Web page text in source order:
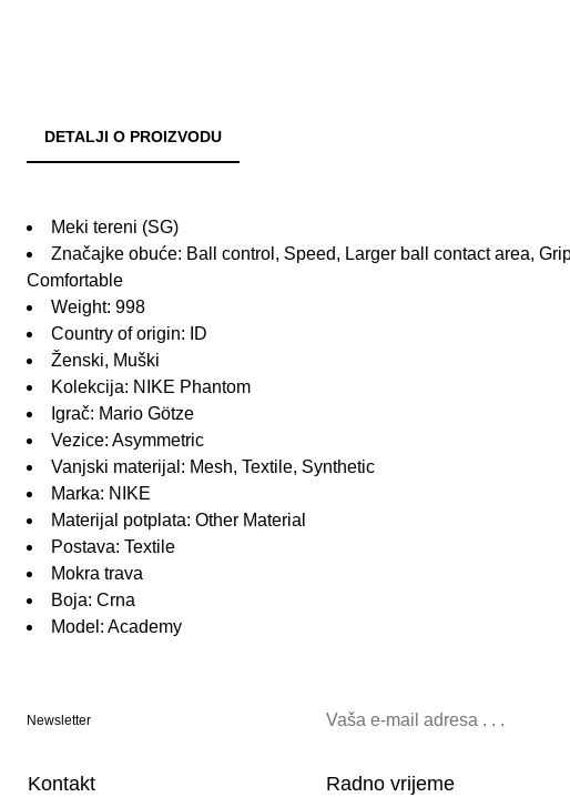
DETALJI O PROIZVODU
Meki tereni (SG)
Značajke obuće: Ball control, Speed, Larger ball contact area,
Comfortable
Weight: 998
Country of origin: ID
Ženski, Muški
Kolekcija: NIKE Phantom
Igrač: Mario Götze
Vezice: Asymmetric
Vanjski materijal: Mesh, Textile, Synthetic
Marka: NIKE
Materijal potplata: Other Material
Postava: Textile
Mokra trava
Boja: Crna
Model: Academy
Newsletter
Kontakt Radno vrijeme